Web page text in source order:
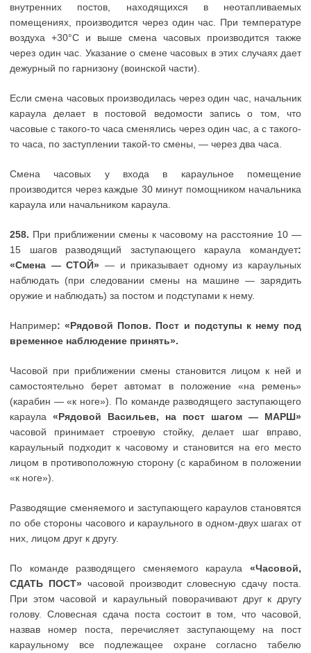
внутренних постов, находящихся в неотапливаемых
помещениях, производится через один час. При температуре
воздуха +30°С и выше смена часовых производится также
через один час. Указание о смене часовых в этих случаях дает
дежурный по гарнизону (воинской части).
Если смена часовых производилась через один час, начальник
караула делает в постовой ведомости запись о том, что
часовые с такого-то часа сменялись через один час, а с такого-
то часа, по заступлении такой-то смены, — через два часа.
Смена часовых у входа в караульное помещение
производится через каждые 30 минут помощником начальника
караула или начальником караула.
258. При приближении смены к часовому на расстояние 10 —
15 шагов разводящий заступающего караула командует:
«Смена — СТОЙ» — и приказывает одному из караульных
наблюдать (при следовании смены на машине — зарядить
оружие и наблюдать) за постом и подступами к нему.
Например: «Рядовой Попов. Пост и подступы к нему под
временное наблюдение принять».
Часовой при приближении смены становится лицом к ней и
самостоятельно берет автомат в положение «на ремень»
(карабин — «к ноге»). По команде разводящего заступающего
караула «Рядовой Васильев, на пост шагом — МАРШ»
часовой принимает строевую стойку, делает шаг вправо,
караульный подходит к часовому и становится на его место
лицом в противоположную сторону (с карабином в положении
«к ноге»).
Разводящие сменяемого и заступающего караулов становятся
по обе стороны часового и караульного в одном-двух шагах от
них, лицом друг к другу.
По команде разводящего сменяемого караула «Часовой,
СДАТЬ ПОСТ» часовой производит словесную сдачу поста.
При этом часовой и караульный поворачивают друг к другу
голову. Словесная сдача поста состоит в том, что часовой,
назвав номер поста, перечисляет заступающему на пост
караульному все подлежащее охране согласно табелю